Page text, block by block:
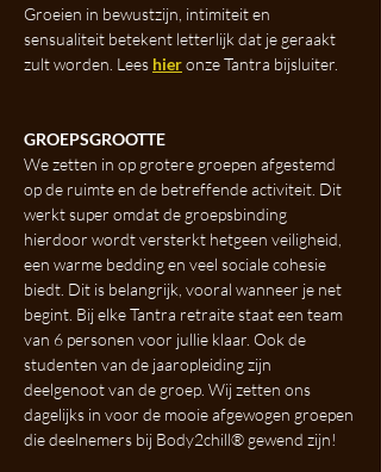
Groeien in bewustzijn, intimiteit en
sensualiteit betekent letterlijk dat je geraakt
zult worden. Lees hier onze Tantra bijsluiter.
GROEPSGROOTTE
We zetten in op grotere groepen afgestemd
op de ruimte en de betreffende activiteit. Dit
werkt super omdat de groepsbinding
hierdoor wordt versterkt hetgeen veiligheid,
een warme bedding en veel sociale cohesie
biedt. Dit is belangrijk, vooral wanneer je net
begint. Bij elke Tantra retraite staat een team
van 6 personen voor jullie klaar. Ook de
studenten van de jaaropleiding zijn
deelgenoot van de groep. Wij zetten ons
dagelijks in voor de mooie afgewogen groepen
die deelnemers bij Body2chill® gewend zijn!